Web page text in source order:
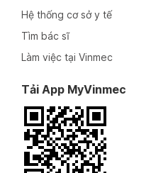
Hệ thống cơ sở y tế
Tìm bác sĩ
Làm việc tại Vinmec
Tải App MyVinmec